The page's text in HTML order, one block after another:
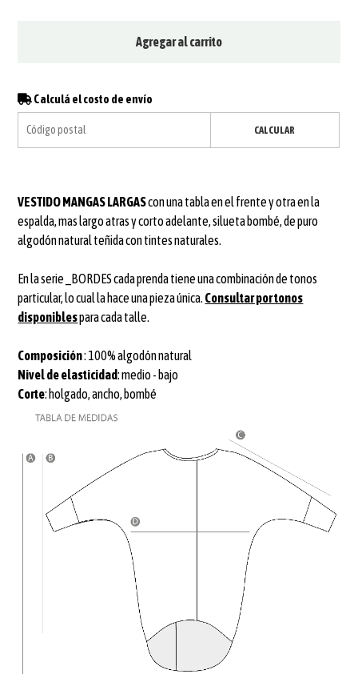
Agregar al carrito
Calculá el costo de envío
CALCULAR
VESTIDO MANGAS LARGAScon una tabla en el frente y otra en la
espalda, mas largo atras y corto adelante, silueta bombé, de puro
algodón natural teñida con tintes naturales.
En la serie _BORDES cada prenda tiene una combinación de tonos
particular, lo cual la hace una pieza única. Consultar por tonos
disponiblespara cada talle.
Composición: 100% algodón natural
Nivel de elasticidad: medio - bajo
Corte: holgado, ancho, bombé